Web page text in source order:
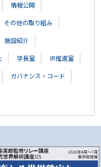
情報公開
その他の取り組み
施設紹介
学長室
IR推進室
ガバナンス・コード